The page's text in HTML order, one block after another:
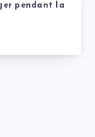
pendant la